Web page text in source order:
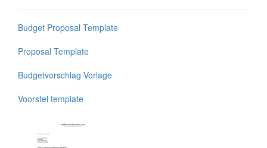
Budget Proposal Template
Proposal Template
Budgetvorschlag Vorlage
Voorstel template